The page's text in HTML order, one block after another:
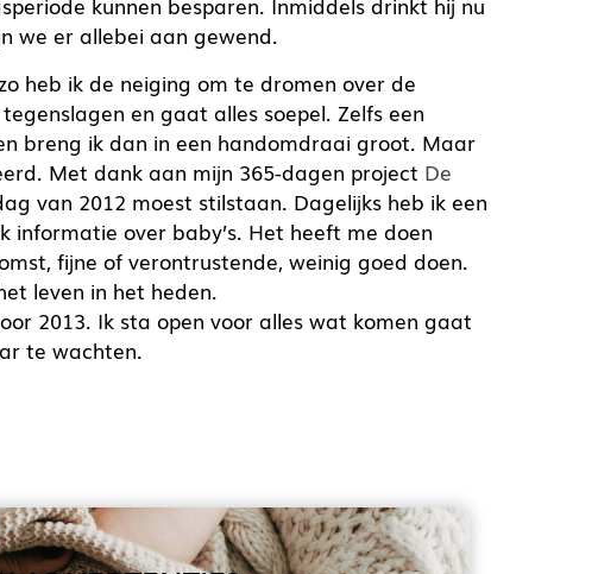
we er allebei aan gewend.
heb ik de neiging om te dromen over de
en gaat alles soepel. Zelfs een
breng ik dan in een handomdraai groot. Maar
Met dank aan mijn 365-dagen project De
van 2012 moest stilstaan. Dagelijks heb ik een
informatie over baby’s. Het heeft me doen
fijne of verontrustende, weinig goed doen.
leven in het heden.
2013. Ik sta open voor alles wat komen gaat
te wachten.